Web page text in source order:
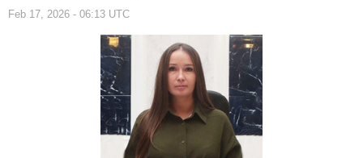
Feb 17, 2026 - 06:13 UTC